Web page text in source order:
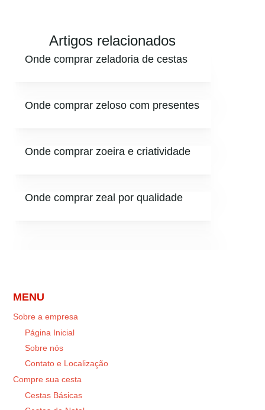
Artigos relacionados
Onde comprar zeladoria de cestas
Onde comprar zeloso com presentes
Onde comprar zoeira e criatividade
Onde comprar zeal por qualidade
MENU
Sobre a empresa
Página Inicial
Sobre nós
Contato e Localização
Compre sua cesta
Cestas Básicas